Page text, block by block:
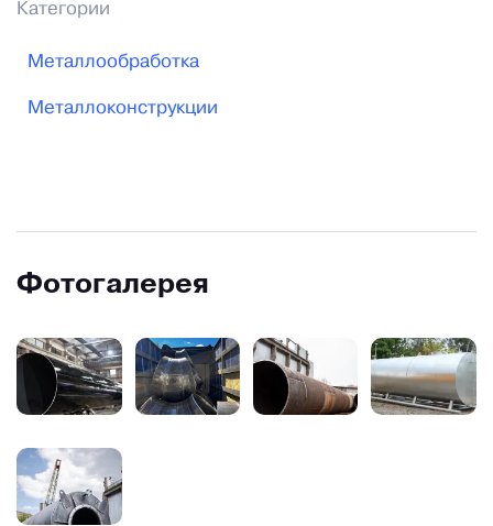
Категории
Металлообработка
Металлоконструкции
Фотогалерея